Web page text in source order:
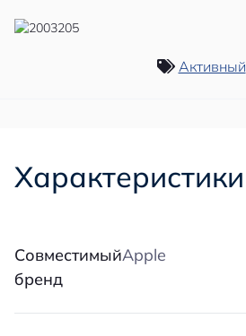
Активный
Характеристики
Совместимый
бренд
Apple